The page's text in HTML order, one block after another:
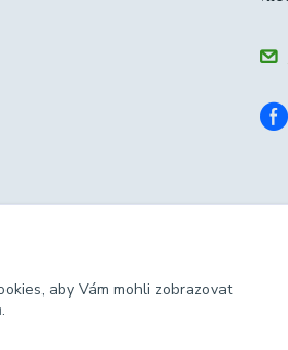
aby Vám mohli zobrazovat